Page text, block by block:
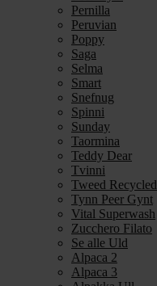
Pernilla
Peruvian
Poppy
Saga
Selma
Smart
Snefnug
Spinni
Sunday
Taormina
Teddy Dear
Tvinni
Tweed Recycled
Tynn Peer Gynt
Vital Superwash
Zucchero Filato
Se alle Uld
Alpaca 2
Alpaca 3